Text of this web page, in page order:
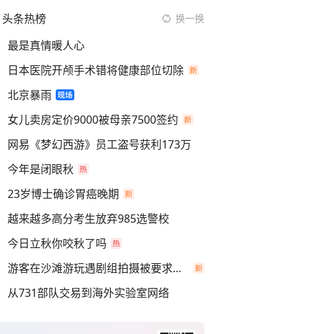
头条热榜 换一换
最是真情暖人心
日本医院开颅手术错将健康部位切除
北京暴雨
女儿卖房定价9000被母亲7500签约
网易《梦幻西游》员工盗号获利173万
今年是闭眼秋
23岁博士确诊胃癌晚期
越来越多高分考生放弃985选警校
今日立秋你咬秋了吗
游客在沙滩游玩遇剧组拍摄被要求离开
从731部队交易到海外实验室网络